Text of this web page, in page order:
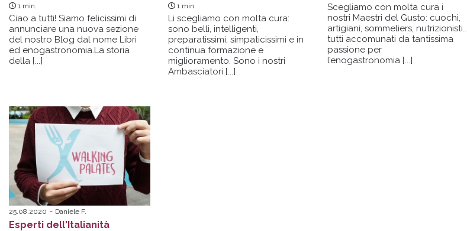
1 min.
Ciao a tutti! Siamo felicissimi di
annunciare una nuova sezione
del nostro Blog dal nome Libri
ed enogastronomia.La storia
della [...]
1 min.
Li scegliamo con molta cura:
sono belli, intelligenti,
preparatissimi, simpaticissimi e in
continua formazione e
miglioramento. Sono i nostri
Ambasciatori [...]
Scegliamo con molta cura i
nostri Maestri del Gusto: cuochi,
artigiani, sommeliers, nutrizionisti…
tutti accomunati da tantissima
passione per
l’enogastronomia [...]
25.08.2020 Daniele F.
Esperti dell'Italianità